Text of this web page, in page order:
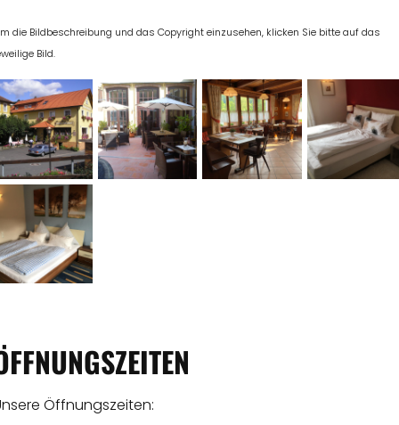
die Bildbeschreibung und das Copyright einzusehen, klicken Sie bitte auf das
Bild.
Öffnungszeiten: